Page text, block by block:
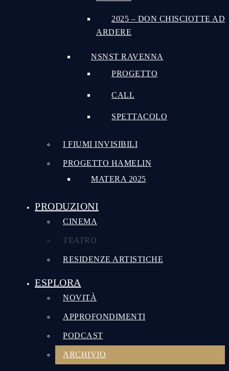
2025 – DON CHISCIOTTE AD
ARDERE
NSNST RAVENNA
PROGETTO
CALL
SPETTACOLO
I FIUMI INVISIBILI
PROGETTO HAMELIN
MATERA 2025
PRODUZIONI
CINEMA
TEATRO
RESIDENZE ARTISTICHE
ESPLORA
NOVITÀ
APPROFONDIMENTI
PODCAST
ARCHIVIO